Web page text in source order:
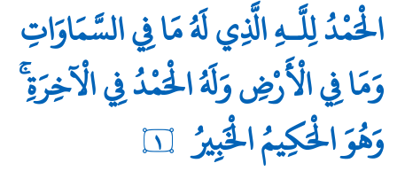
الْحَمْدُ لِلَّـهِ الَّذِي لَهُ مَا فِي السَّمَاوَاتِ
وَمَا فِي الْأَرْضِ وَلَهُ الْحَمْدُ فِي الْآخِرَةِ ۚ
وَهُوَ الْحَكِيمُ الْخَبِيرُ
١